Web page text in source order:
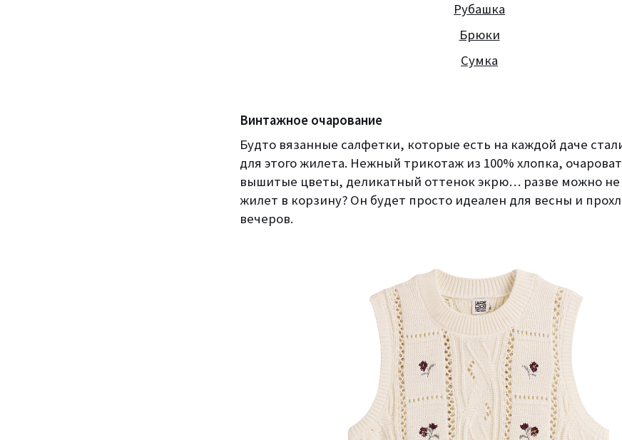
Рубашка
Брюки
Сумка
Винтажное очарование
Будто вязанные салфетки, которые есть на каждой даче
для этого жилета. Нежный трикотаж из 100% хлопка,
вышитые цветы, деликатный оттенок экрю… разве можно не
жилет в корзину? Он будет просто идеален для весны и
вечеров.